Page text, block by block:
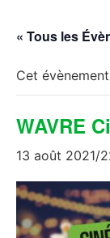
« Tous les
Cet
WAVRE
13 août 2021/